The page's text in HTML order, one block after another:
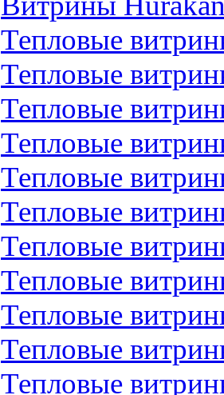
Тепловые
Тепловые
Тепловые
Тепловые
Тепловые
Тепловые
Тепловые
Тепловые
Тепловые
Тепловые
Тепловые